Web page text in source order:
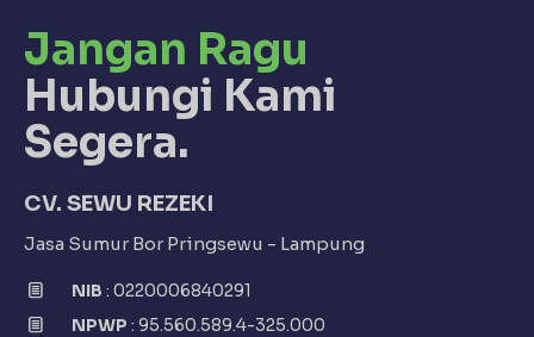
Jangan Ragu
Hubungi Kami
Segera.
CV. SEWU REZEKI
Jasa Sumur Bor Pringsewu - Lampung
NIB : 0220006840291
NPWP : 95.560.589.4-325.000